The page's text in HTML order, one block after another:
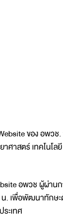
ของ อพวช
าสตร์ เทคโนโล
อพวช ผู้ผ่านก
. เพื่อพัฒนาทักษ
ะเทศ